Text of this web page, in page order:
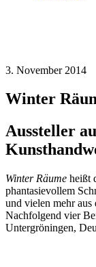
3. November 2014
Winter
Aussteller
Winter Räume heißt
phantasievollem
und vielen mehr
Nachfolgend vier
Untergröningen,